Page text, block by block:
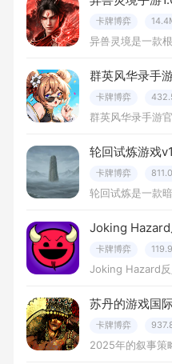
卡牌博弈
群英风华录手
卡牌博弈
轮回试炼游戏
卡牌博弈
卡牌博弈
卡牌博弈